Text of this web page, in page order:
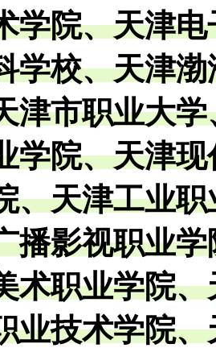
学院、天津
学校、天津
津市职业大
学院、天津
、天津工业
播影视职业
术职业学院
业技术学院